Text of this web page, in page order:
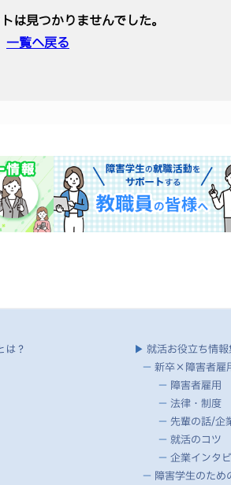
は見つかりませんでした。
一覧へ戻る
は？
▶ 就活お役立ち情報
－ 新卒×障害者雇
－ 障害者雇用
－ 法律・制度
－ 先輩の話/企
－ 就活のコツ
－ 企業インタ
－ 障害学生のため